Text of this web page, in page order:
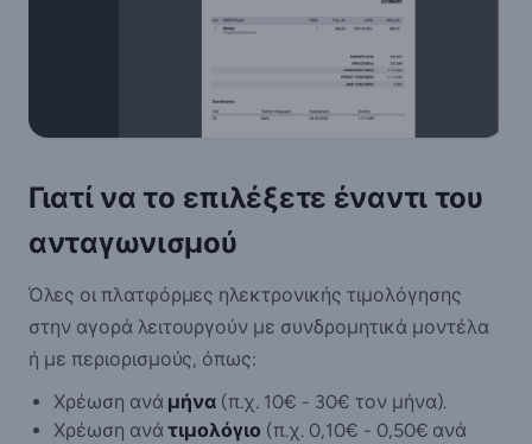
Γιατί να το επιλέξετε έναντι του
ανταγωνισμού
Όλες οι πλατφόρμες ηλεκτρονικής τιμολόγησης
στην αγορά λειτουργούν με συνδρομητικά μοντέλα
ή με περιορισμούς, όπως:
Χρέωση ανά μήνα (π.χ. 10€ - 30€ τον μήνα).
Χρέωση ανάτιμολόγιο (π.χ. 0,10€ - 0,50€ ανά